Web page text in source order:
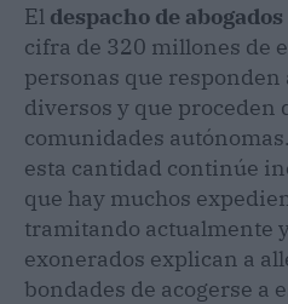
El despacho de abogados
cifra de 320 millones de
personas que
diversos y que proceden
comunidades
esta cantidad continúe
que hay muchos
tramitando actualmente
exonerados explican a
bondades de acogerse a